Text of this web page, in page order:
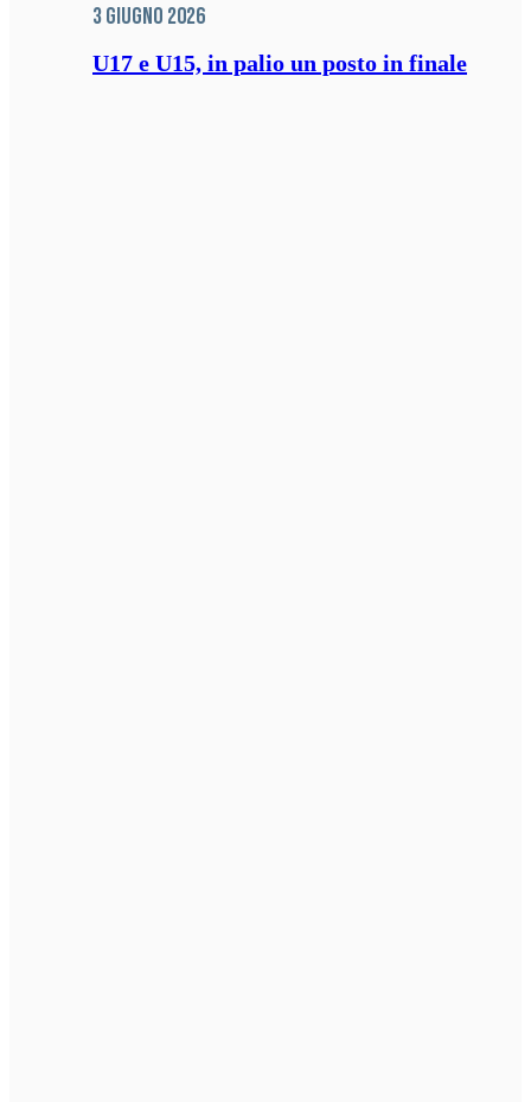
3 Giugno 2026
U17 e U15, in palio un posto in finale